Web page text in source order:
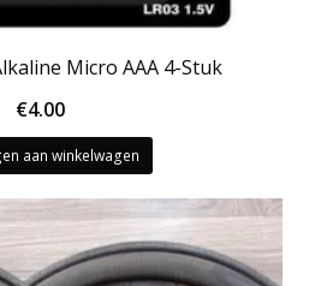
Micro AAA 4-Stuk
€4.00
aan winkelwagen